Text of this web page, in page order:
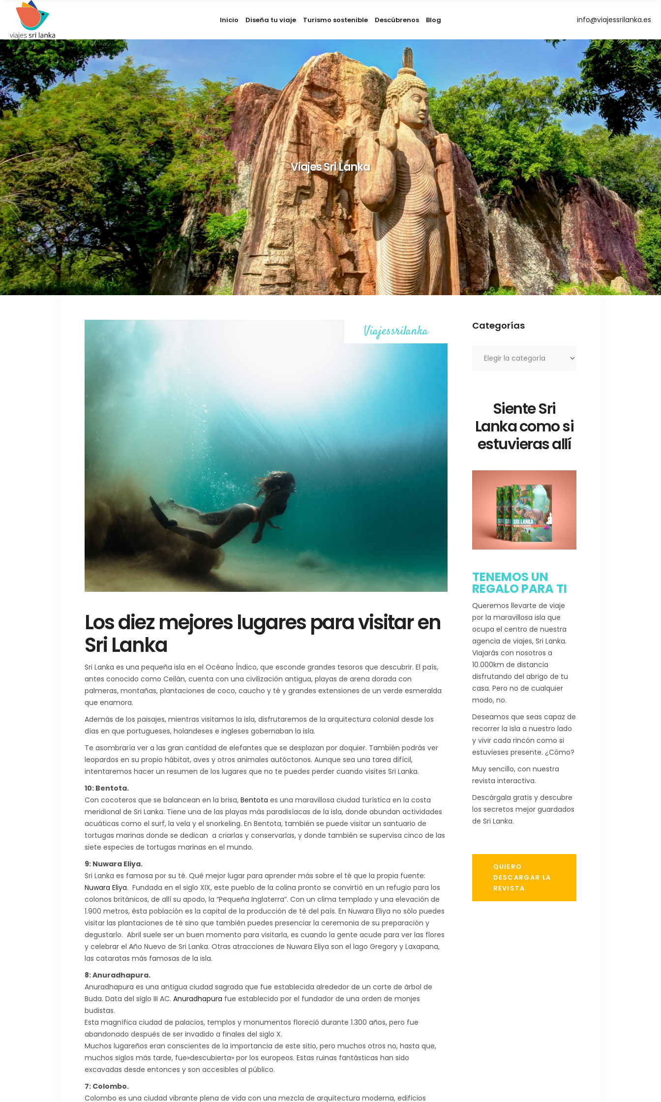
Inicio Diseña tu viaje Turismo sostenible Descúbrenos Blog info@viajessrilanka.es
Viajes Sri Lanka
Viajessrilanka
Los diez mejores lugares para visitar en
Sri Lanka
Sri Lanka es una pequeña isla en el Océano Índico, que esconde grandes tesoros que descubrir. El país,
antes conocido como Ceilán, cuenta con una civilización antigua, playas de arena dorada con
palmeras, montañas, plantaciones de coco, caucho y té y grandes extensiones de un verde esmeralda
que enamora.
Además de los paisajes, mientras visitamos la isla, disfrutaremos de la arquitectura colonial desde los
días en que portugueses, holandeses e ingleses gobernaban la isla.
Te asombraría ver a las gran cantidad de elefantes que se desplazan por doquier. También podrás ver
leopardos en su propio hábitat, aves y otros animales autóctonos. Aunque sea una tarea difícil,
intentaremos hacer un resumen de los lugares que no te puedes perder cuando visites Sri Lanka.
10: Bentota.
Con cocoteros que se balancean en la brisa, Bentota es una maravillosa ciudad turística en la costa
meridional de Sri Lanka. Tiene una de las playas más paradisíacas de la isla, donde abundan actividades
acuáticas como el surf, la vela y el snorkeling. En Bentota, también se puede visitar un santuario de
tortugas marinas donde se dedican a criarlas y conservarlas, y donde también se supervisa cinco de las
siete especies de tortugas marinas en el mundo.
9: Nuwara Eliya.
Sri Lanka es famosa por su té. Qué mejor lugar para aprender más sobre el té que la propia fuente:
Nuwara Eliya. Fundada en el siglo XIX, este pueblo de la colina pronto se convirtió en un refugio para los
colonos británicos, de allí su apodo, la “Pequeña Inglaterra”. Con un clima templado y una elevación de
1.900 metros, ésta población es la capital de la producción de té del país. En Nuwara Eliya no sólo puedes
visitar las plantaciones de té sino que también puedes presenciar la ceremonia de su preparación y
degustarlo. Abril suele ser un buen momento para visitarla, es cuando la gente acude para ver las flores
y celebrar el Año Nuevo de Sri Lanka. Otras atracciones de Nuwara Eliya son el lago Gregory y Laxapana,
las cataratas más famosas de la isla.
8: Anuradhapura.
Anuradhapura es una antigua ciudad sagrada que fue establecida alrededor de un corte de árbol de
Buda. Data del siglo III AC. Anuradhapura fue establecido por el fundador de una orden de monjes
budistas.
Esta magnífica ciudad de palacios, templos y monumentos floreció durante 1.300 años, pero fue
abandonado después de ser invadido a finales del siglo X.
Muchos lugareños eran conscientes de la importancia de este sitio, pero muchos otros no, hasta que,
muchos siglos más tarde, fue»descubierta» por los europeos. Estas ruinas fantásticas han sido
excavadas desde entonces y son accesibles al público.
7: Colombo.
Colombo es una ciudad vibrante plena de vida con una mezcla de arquitectura moderna, edificios
Categorías
Siente Sri
Lanka como si
estuvieras allí
TENEMOS UN
REGALO PARA TI
Queremos llevarte de viaje
por la maravillosa isla que
ocupa el centro de nuestra
agencia de viajes, Sri Lanka.
Viajarás con nosotros a
10.000km de distancia
disfrutando del abrigo de tu
casa. Pero no de cualquier
modo, no.
Deseamos que seas capaz de
recorrer la isla a nuestro lado
y vivir cada rincón como si
estuvieses presente. ¿Cómo?
Muy sencillo, con nuestra
revista interactiva.
Descárgala gratis y descubre
los secretos mejor guardados
de Sri Lanka.
QUIERO
DESCARGAR LA
REVISTA